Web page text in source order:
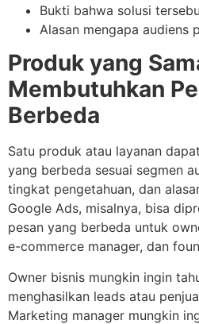
Bukti bahwa solusi
Alasan mengapa audiens
Produk yang
Membutuhkan
Berbeda
Satu produk atau layanan
yang berbeda sesuai segmen
tingkat pengetahuan, dan
Google Ads, misalnya, bisa
pesan yang berbeda untuk
e-commerce manager, dan
Owner bisnis mungkin ingin
menghasilkan leads atau
Marketing manager mungkin